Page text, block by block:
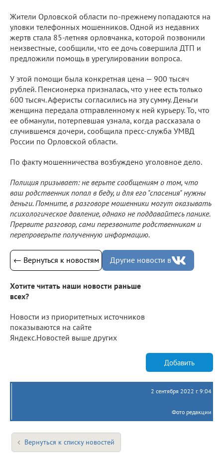
Жители Орловской области по-прежнему попадаются на
уловки телефонных мошенников. Одной из недавних
жертв стала 85-летняя орловчанка, которой позвонили
неизвестные, сообщили, что ее дочь совершила ДТП и
предложили помощь в урегулировании вопроса.
У этой помощи была конкретная цена — 900 тысяч
рублей. Пенсионерка призналась, что у нее есть только
600 тысяч. Аферисты согласились на эту сумму. Деньги
женщина передала отправленному к ней курьеру. То, что
ее обманули, потерпевшая узнала, когда рассказала о
случившемся дочери, сообщила пресс-служба УМВД
России по Орловской области.
По факту мошенничества возбуждено уголовное дело.
Полиция призывает: не верьте сообщениям о том, что
ваш родственник попал в беду, и для его "спасения" нужны
деньги. Помните, в разговоре мошенники могут оказывать
психологическое давление, однако не поддавайтесь панике.
Прервите разговор, сами перезвоните родственникам и
перепроверьте полученную информацию.
← Вернуться к новостям Другие новости в
Хотите читать наши новости раньше
всех?
Новости из приоритетных источников
показываются на сайте
Яндекс.Новостей выше других
Добавить
2 сентября 2022 г. 9:04
Фото редакции
Вернуться к списку новостей